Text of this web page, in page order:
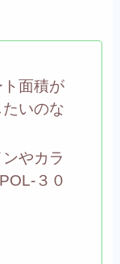
面積が
いのな
やカラ
３０